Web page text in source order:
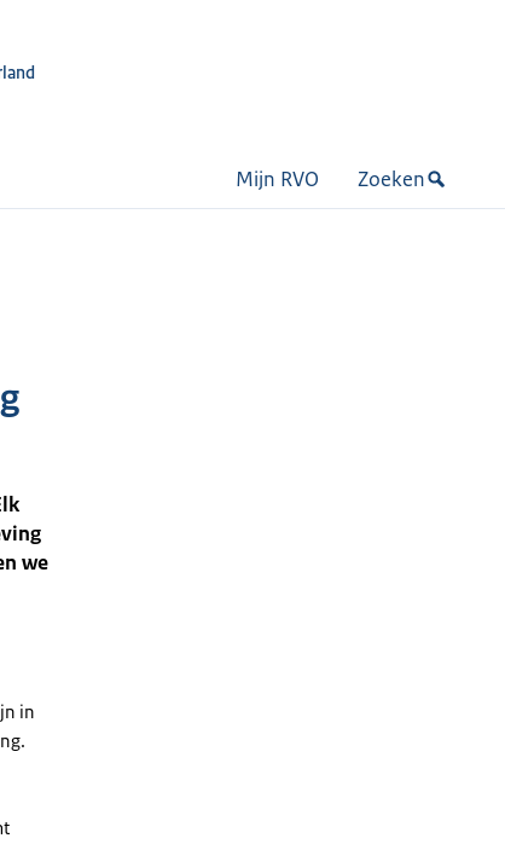
Mijn RVO Zoeken
we
in